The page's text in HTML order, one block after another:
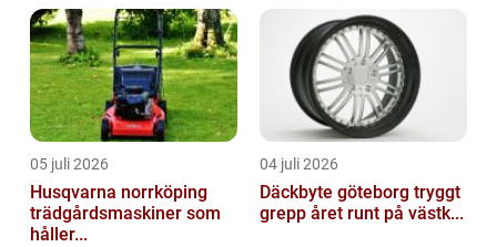
05 juli 2026
Husqvarna norrköping
trädgårdsmaskiner som
håller...
04 juli 2026
Däckbyte göteborg tryggt
grepp året runt på västk...